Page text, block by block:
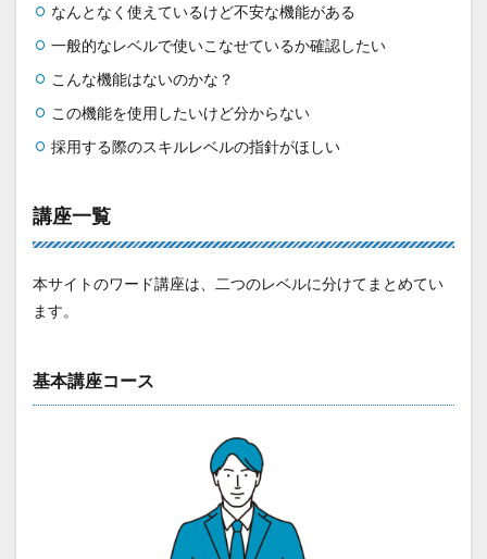
なんとなく使えているけど不安な機能がある
一般的なレベルで使いこなせているか確認したい
こんな機能はないのかな？
この機能を使用したいけど分からない
採用する際のスキルレベルの指針がほしい
講座一覧
本サイトのワード講座は、二つのレベルに分けてまとめてい
ます。
基本講座コース